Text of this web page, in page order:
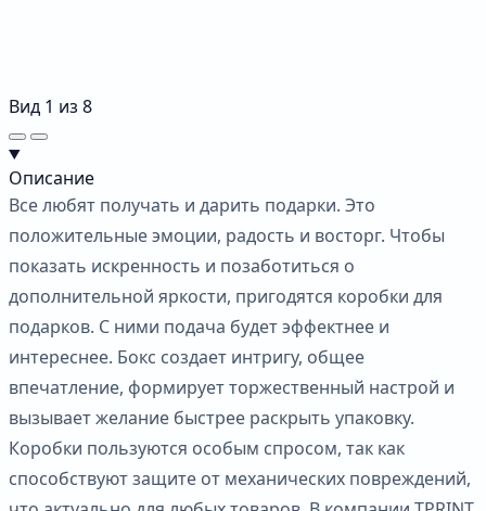
Вид 1 из 8
Описание
Все любят получать и дарить подарки. Это
положительные эмоции, радость и восторг. Чтобы
показать искренность и позаботиться о
дополнительной яркости, пригодятся коробки для
подарков. С ними подача будет эффектнее и
интереснее. Бокс создает интригу, общее
впечатление, формирует торжественный настрой и
вызывает желание быстрее раскрыть упаковку.
Коробки пользуются особым спросом, так как
способствуют защите от механических повреждений,